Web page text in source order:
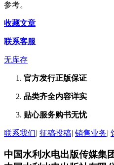
参考。
收藏文章
联系客服
无库存
官方发行正版保证
品类齐全内容详实
贴心服务购书无忧
联系我们| 征稿投稿| 销售业务|
中国水利水电出版传媒集